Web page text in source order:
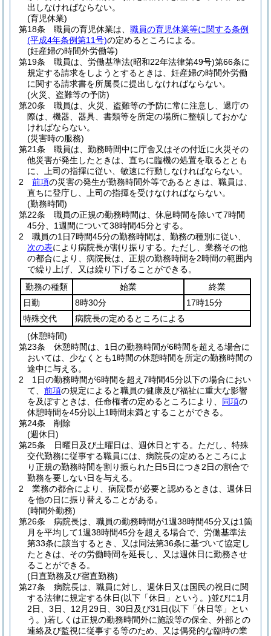
出しなければならない。
(育児休業)
第18条
職員の育児休業は、 職員の育児休業等に関する条例
(平成4年条例第11号)の定めるところによる。
(妊産婦の時間外労働等)
第19条
職員は、労働基準法(昭和22年法律第49号)第66条に
規定する請求をしようとするときは、妊産婦の時間外労働
に関する請求書を所属長に提出しなければならない。
(火災、盗難等の予防)
第20条
職員は、火災、盗難等の予防に常に注意し、退庁の
際は、機器、器具、書類等を所定の場所に整頓しておかな
ければならない。
(災害時の服務)
第21条
職員は、勤務時間中に庁舎又はその付近に火災その
他災害が発生したときは、直ちに臨機の処置を取るととも
に、上司の指揮に従い、敏速に行動しなければならない。
2
前項の災害の発生が勤務時間外等であるときは、職員は、
直ちに登庁し、上司の指揮を受けなければならない。
(勤務時間)
第22条
職員の正規の勤務時間は、休息時間を除いて7時間
45分、1週間について38時間45分とする。
2
職員の1日7時間45分の勤務時間は、勤務の種別に従い、
次の表により病院長が割り振りする。 ただし、業務その他
の都合により、病院長は、正規の勤務時間を2時間の範囲内
で繰り上げ、又は繰り下げることができる。
勤務の種類
始業
終業
日勤
8時30分
17時15分
特殊交代
病院長の定めるところによる
(休憩時間)
第23条
休憩時間は、1日の勤務時間が6時間を超える場合に
おいては、少なくとも1時間の休憩時間を所定の勤務時間の
途中に与える。
2
1日の勤務時間が6時間を超え7時間45分以下の場合におい
て、 前項の規定によると職員の健康及び福祉に重大な影響
を及ぼすときは、任命権者の定めるところにより、 同項の
休憩時間を45分以上1時間未満とすることができる。
第24条
削除
(週休日)
第25条
日曜日及び土曜日は、週休日とする。 ただし、特殊
交代勤務に従事する職員には、病院長の定めるところによ
り正規の勤務時間を割り振られた日5日につき2日の割合で
勤務を要しない日を与える。
2
業務の都合により、病院長が必要と認めるときは、週休日
を他の日に振り替えることがある。
(時間外勤務)
第26条
病院長は、職員の勤務時間が1週38時間45分又は1箇
月を平均して1週38時間45分を超える場合で、労働基準法
第33条に該当するとき、又は同法第36条に基づいて協定し
たときは、その労働時間を延長し、又は週休日に勤務させ
ることができる。
(日直勤務及び宿直勤務)
第27条
病院長は、職員に対し、週休日又は国民の祝日に関
する法律に規定する休日(以下「休日」という。)並びに1月
2日、3日、12月29日、30日及び31日(以下「休日等」とい
う。)若しくは正規の勤務時間外に施設等の保全、外部との
連絡及び監視に従事する等のため、又は偶発的な臨時の業